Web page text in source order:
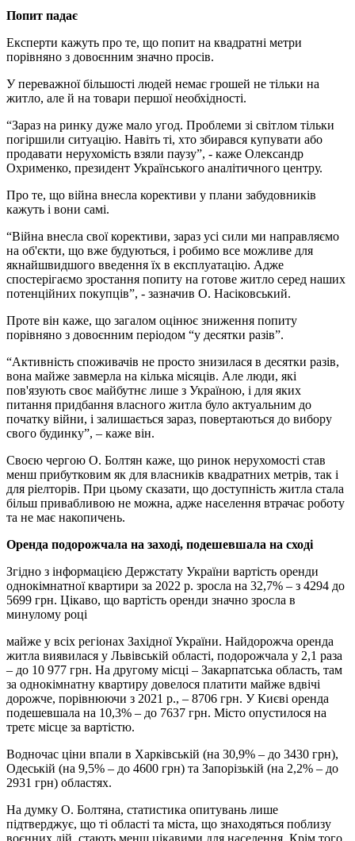
Попит падає
Експерти кажуть про те, що попит на квадратні метри
порівняно з довоєнним значно просів.
У переважної більшості людей немає грошей не тільки на
житло, але й на товари першої необхідності.
“Зараз на ринку дуже мало угод. Проблеми зі світлом тільки
погіршили ситуацію. Навіть ті, хто збирався купувати або
продавати нерухомість взяли паузу”, - каже Олександр
Охрименко, президент Українського аналітичного центру.
Про те, що війна внесла корективи у плани забудовників
кажуть і вони самі.
“Війна внесла свої корективи, зараз усі сили ми направляємо
на об'єкти, що вже будуються, і робимо все можливе для
якнайшвидшого введення їх в експлуатацію. Адже
спостерігаємо зростання попиту на готове житло серед наших
потенційних покупців”, - зазначив О. Насіковський.
Проте він каже, що загалом оцінює зниження попиту
порівняно з довоєнним періодом “у десятки разів”.
“Активність споживачів не просто знизилася в десятки разів,
вона майже завмерла на кілька місяців. Але люди, які
пов'язують своє майбутнє лише з Україною, і для яких
питання придбання власного житла було актуальним до
початку війни, і залишається зараз, повертаються до вибору
свого будинку”, – каже він.
Своєю чергою О. Болтян каже, що ринок нерухомості став
менш прибутковим як для власників квадратних метрів, так і
для ріелторів. При цьому сказати, що доступність житла стала
більш привабливою не можна, адже населення втрачає роботу
та не має накопичень.
Оренда подорожчала на заході, подешевшала на сході
Згідно з інформацією Держстату України вартість оренди
однокімнатної квартири за 2022 р. зросла на 32,7% – з 4294 до
5699 грн. Цікаво, що вартість оренди значно зросла в
минулому році
майже у всіх регіонах Західної України. Найдорожча оренда
житла виявилася у Львівській області, подорожчала у 2,1 раза
– до 10 977 грн. На другому місці – Закарпатська область, там
за однокімнатну квартиру довелося платити майже вдвічі
дорожче, порівнюючи з 2021 р., – 8706 грн. У Києві оренда
подешевшала на 10,3% – до 7637 грн. Місто опустилося на
третє місце за вартістю.
Водночас ціни впали в Харківській (на 30,9% – до 3430 грн),
Одеській (на 9,5% – до 4600 грн) та Запорізькій (на 2,2% – до
2931 грн) областях.
На думку О. Болтяна, статистика опитувань лише
підтверджує, що ті області та міста, що знаходяться поблизу
воєнних дій, стають менш цікавими для населення. Крім того,